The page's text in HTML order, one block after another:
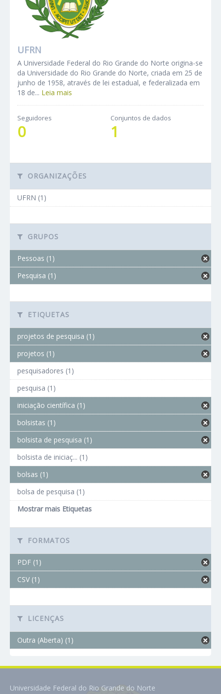
UFRN
A Universidade Federal do Rio Grande do Norte origina-se
da Universidade do Rio Grande do Norte, criada em 25 de
junho de 1958, através de lei estadual, e federalizada em
18 de... Leia mais
Seguidores
0
Conjuntos de dados
1
ORGANIZAÇÕES
UFRN (1)
GRUPOS
Pessoas (1)
Pesquisa (1)
ETIQUETAS
projetos de pesquisa (1)
projetos (1)
pesquisadores (1)
pesquisa (1)
iniciação científica (1)
bolsistas (1)
bolsista de pesquisa (1)
bolsista de iniciaç... (1)
bolsas (1)
bolsa de pesquisa (1)
Mostrar mais Etiquetas
FORMATOS
PDF (1)
CSV (1)
LICENÇAS
Outra (Aberta) (1)
Universidade Federal do Rio Grande do Norte